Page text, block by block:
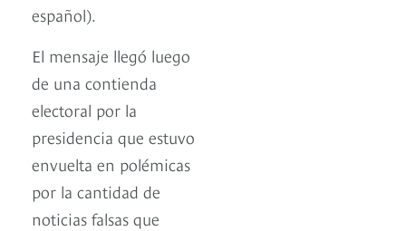
español).
El mensaje llegó luego
de una contienda
electoral por la
presidencia que estuvo
envuelta en polémicas
por la cantidad de
noticias falsas que